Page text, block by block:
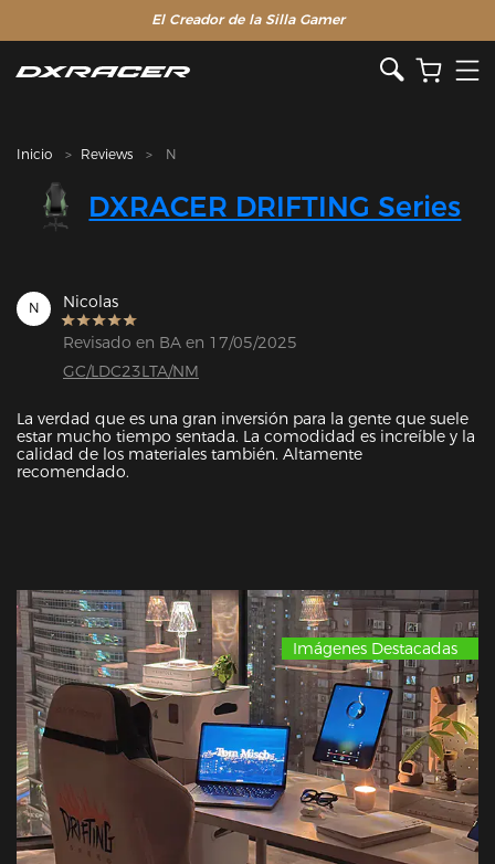
El Creador de la Silla Gamer
Inicio Reviews N
DXRACER DRIFTING Series
N Nicolas
Revisado en BA en 17/05/2025
GC/LDC23LTA/NM
La verdad que es una gran inversión para la gente que suele
estar mucho tiempo sentada. La comodidad es increíble y la
calidad de los materiales también. Altamente
recomendado.
Imágenes Destacadas